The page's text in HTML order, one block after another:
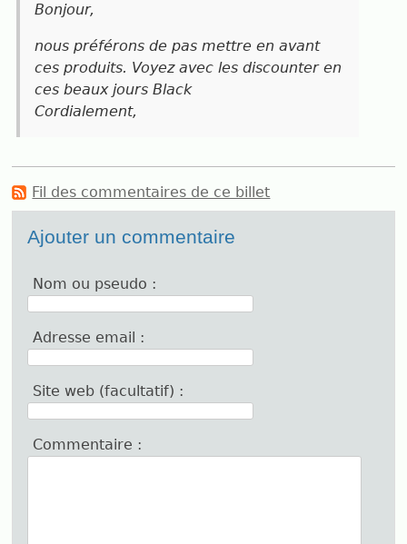
Bonjour,
nous préférons de pas mettre en avant
ces produits. Voyez avec les discounter en
ces beaux jours Black
Cordialement,
Fil des commentaires de ce billet
Ajouter un commentaire
Nom ou pseudo :
Adresse email :
Site web (facultatif) :
Commentaire :